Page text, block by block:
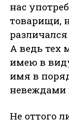
нас
товарищи,
А ведь тех
имею в
имя в
невеждами
Не оттого